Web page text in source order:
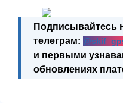
Подписывайтесь
телеграм:
и первыми
обновлениях